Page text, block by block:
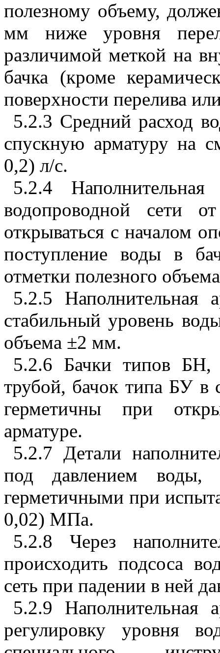
полезному объему,
мм ниже уровня
различимой меткой на
бачка (кроме
поверхности перелива
5.2.3 Средний расход
спускную арматуру на
0,2) л/с.
5.2.4
водопроводной
открываться с началом
поступление воды в
отметки полезного
5.2.5 Наполнительная
стабильный уровень
объема ±2 мм.
5.2.6 Бачки типов
трубой, бачок типа БУ в
герметичны при
арматуре.
5.2.7 Детали
под давлением
герметичными при
0,02) МПа.
5.2.8 Через
происходить подсоса
сеть при падении в ней
5.2.9 Наполнительная
регулировку уровня